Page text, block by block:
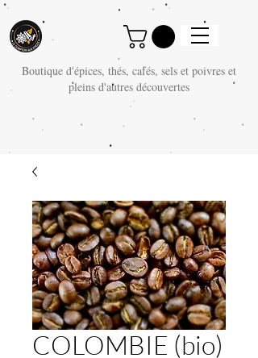
Boutique d'épices, thés, cafés, sels et poivres et
pleins d'autres découvertes
COLOMBIE (bio)